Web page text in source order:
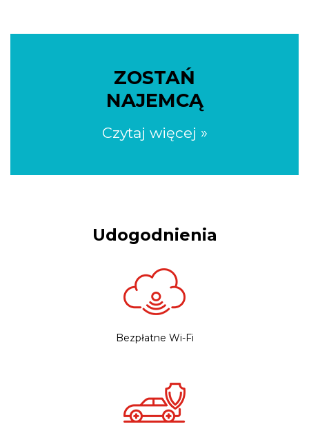
ZOSTAŃ
NAJEMCĄ
Czytaj więcej »
Udogodnienia
Bezpłatne Wi-Fi